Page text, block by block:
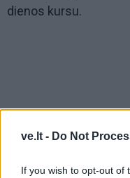
ve.lt - Do Not
If you wish to opt-out of
dienos kursu.